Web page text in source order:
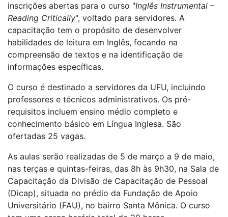
inscrições abertas para o curso "Inglês Instrumental –
Reading Critically", voltado para servidores. A
capacitação tem o propósito de desenvolver
habilidades de leitura em Inglês, focando na
compreensão de textos e na identificação de
informações específicas.
O curso é destinado a servidores da UFU, incluindo
professores e técnicos administrativos. Os pré-
requisitos incluem ensino médio completo e
conhecimento básico em Língua Inglesa. São
ofertadas 25 vagas.
As aulas serão realizadas de 5 de março a 9 de maio,
nas terças e quintas-feiras, das 8h às 9h30, na Sala de
Capacitação da Divisão de Capacitação de Pessoal
(Dicap), situada no prédio da Fundação de Apoio
Universitário (FAU), no bairro Santa Mônica. O curso